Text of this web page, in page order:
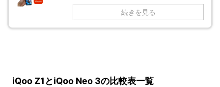
続きを見る
iQoo Z1とiQoo Neo 3の比較表一覧